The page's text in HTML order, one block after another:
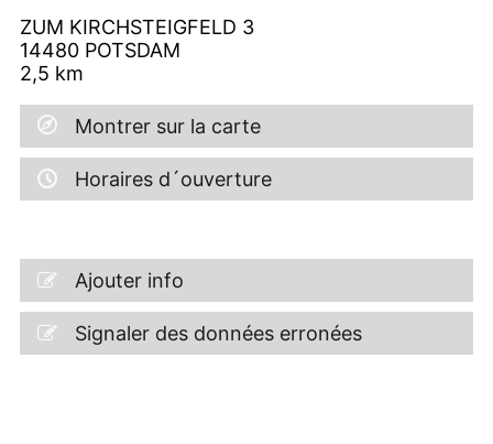
ZUM KIRCHSTEIGFELD 3
14480 POTSDAM
2,5 km
Montrer sur la carte
Horaires d´ouverture
Ajouter info
Signaler des données erronées